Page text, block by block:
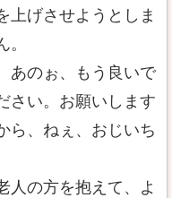
げさせようとしま
あのぉ、もう良いで
い。お願いします
、ねぇ、おじいち
の方を抱えて、よ